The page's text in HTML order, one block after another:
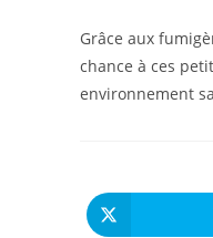
Grâce aux
chance à ces
environnement